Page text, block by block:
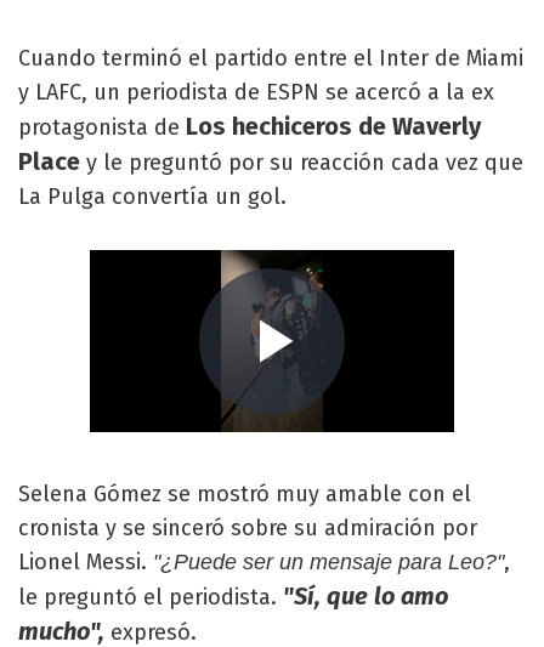
Cuando terminó el partido entre el Inter de Miami
y LAFC, un periodista de ESPN se acercó a la ex
protagonista de Los hechiceros de Waverly
Place y le preguntó por su reacción cada vez que
La Pulga convertía un gol.
Selena Gómez se mostró muy amable con el
cronista y se sinceró sobre su admiración por
Lionel Messi. "¿Puede ser un mensaje para Leo?",
le preguntó el periodista. "Sí, que lo amo
mucho", expresó.